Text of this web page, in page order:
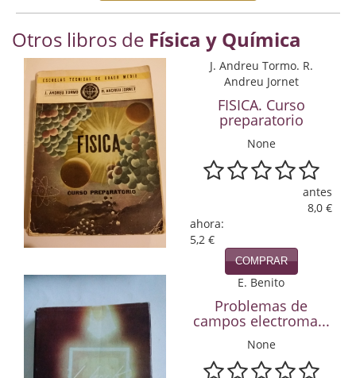
Ensayo
Ensayo literario
Filosofía
Física y Química
Física y química
Guerra Civil Española
Historia
historia
Infantil y juvenil
Otros libros de Física y Química
J. Andreu Tormo. R.
Andreu Jornet
FISICA. Curso
preparatorio
None
antes
8,0 €
ahora:
5,2 €
COMPRAR
E. Benito
Problemas de
campos electroma...
None